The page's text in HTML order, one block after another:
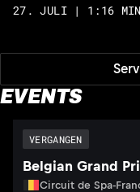
27. JULI | 1:16 MIN
EVENTS
VERGANGEN
Belgian Grand
Circuit de Spa-